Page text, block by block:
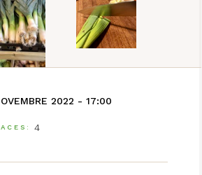
2022 - 17:00
4